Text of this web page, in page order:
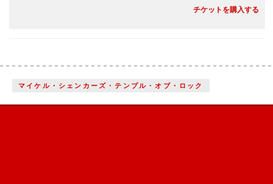
チケットを購入する
マイケル・シェンカーズ・テンプル・オブ・ロック